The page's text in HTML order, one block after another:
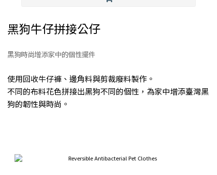
黑狗牛仔拼接公仔
黑狗時尚增添家中的個性擺件
使用回收牛仔褲、邊角料與剪裁廢料製作。
不同的布料花色拼接出黑狗不同的個性，為家中增添臺灣黑
狗的韌性與時尚。